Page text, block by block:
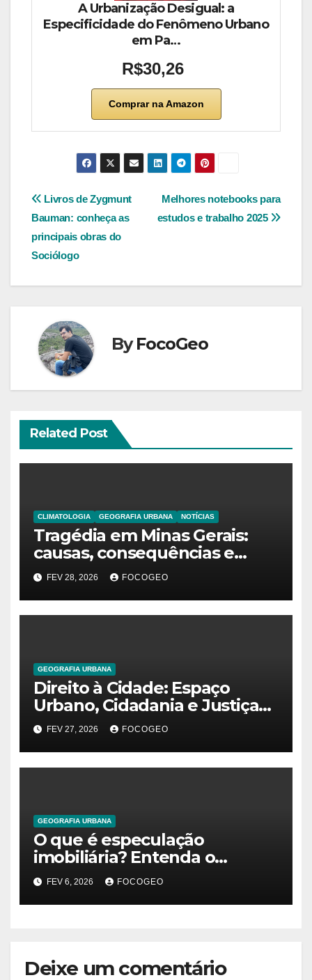
A Urbanização Desigual: a
Especificidade do Fenômeno Urbano
em Pa…
R$30,26
Comprar na Amazon
Navegação
de
Post
Melhores notebooks para
estudos e trabalho 2025
Livros de Zygmunt
Bauman: conheça as
principais obras do
Sociólogo
ByFocoGeo
Related Post
CLIMATOLOGIA GEOGRAFIA URBANA NOTÍCIAS
Tragédia em Minas Gerais:
causas, consequências e
explicação do fenômeno que
desencadeou as chuvas
extremas
FEV 28, 2026 FOCOGEO
GEOGRAFIA URBANA
Direito à Cidade: Espaço
Urbano, Cidadania e Justiça
Social na Construção das
Metrópoles Contemporâneas
FEV 27, 2026 FOCOGEO
GEOGRAFIA URBANA
O que é especulação
imobiliária? Entenda o
conceito, impactos e debates
contemporâneos
FEV 6, 2026 FOCOGEO
Deixe um comentário